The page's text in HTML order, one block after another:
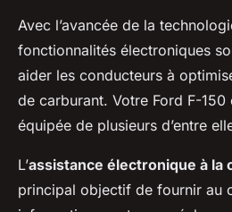
Avec l’avancée de la
fonctionnalités électroniques
aider les conducteurs à
de carburant. Votre Ford F-150
équipée de plusieurs d’entre
L’assistance électronique à la
principal objectif de fournir au